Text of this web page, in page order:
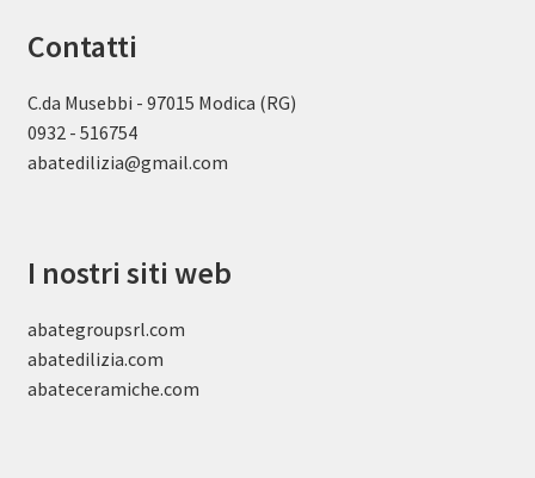
Contatti
C.da Musebbi - 97015 Modica (RG)
0932 - 516754
abatedilizia@gmail.com
I nostri siti web
abategroupsrl.com
abatedilizia.com
abateceramiche.com